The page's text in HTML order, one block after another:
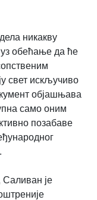
никакву
уз обећање да ће
свет искључиво
објашњава
само оним
позабаве
је